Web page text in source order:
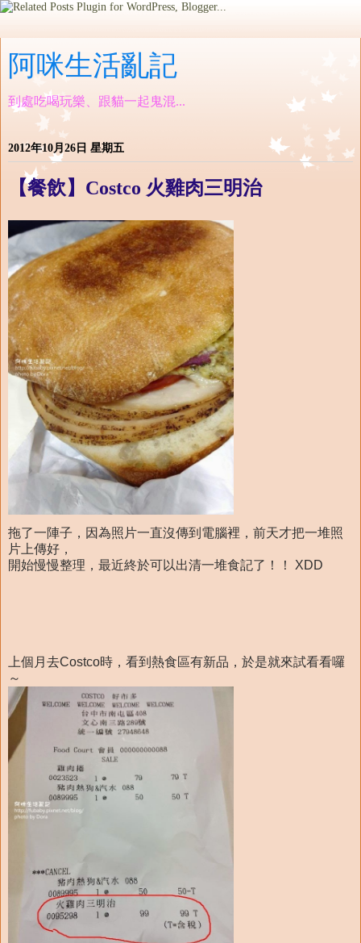
阿咪生活亂記
到處吃喝玩樂、跟貓一起鬼混...
2012年10月26日 星期五
【餐飲】Costco 火雞肉三明治
拖了一陣子，因為照片一直沒傳到電腦裡，前天才把一堆照
片上傳好，
開始慢慢整理，最近終於可以出清一堆食記了！！ XDD
上個月去Costco時，看到熱食區有新品，於是就來試看看囉
～